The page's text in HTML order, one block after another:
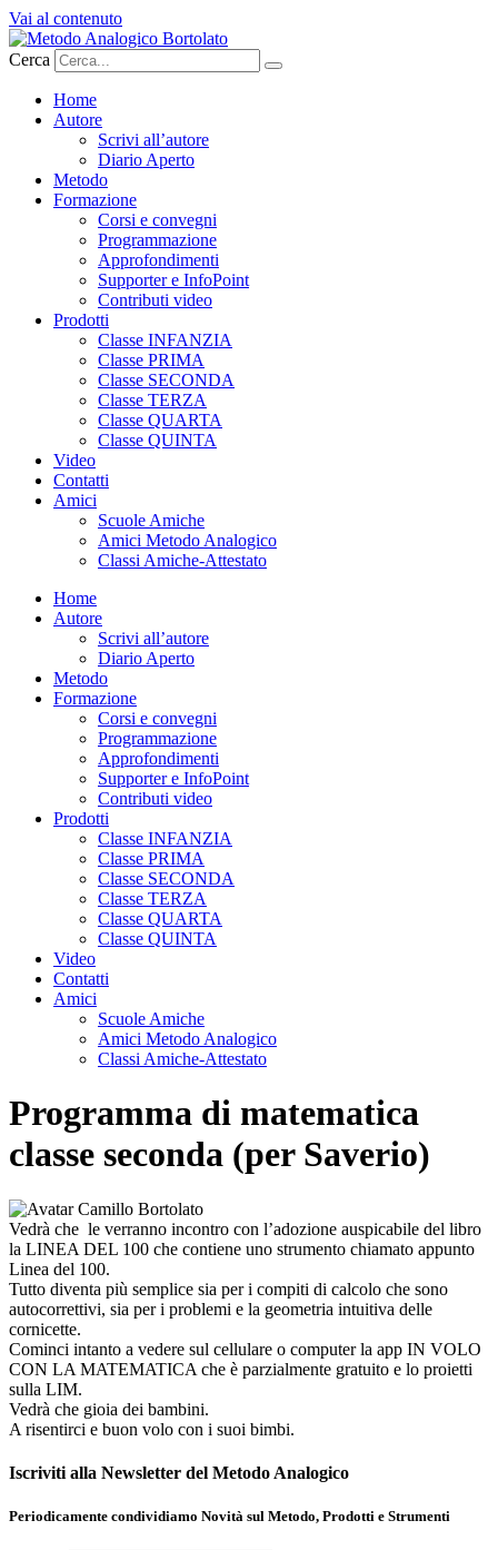
Vai al contenuto
Cerca
Home
Autore
Scrivi all’autore
Diario Aperto
Metodo
Formazione
Corsi e convegni
Programmazione
Approfondimenti
Supporter e InfoPoint
Contributi video
Prodotti
Classe INFANZIA
Classe PRIMA
Classe SECONDA
Classe TERZA
Classe QUARTA
Classe QUINTA
Video
Contatti
Amici
Scuole Amiche
Amici Metodo Analogico
Classi Amiche-Attestato
Home
Autore
Scrivi all’autore
Diario Aperto
Metodo
Formazione
Corsi e convegni
Programmazione
Approfondimenti
Supporter e InfoPoint
Contributi video
Prodotti
Classe INFANZIA
Classe PRIMA
Classe SECONDA
Classe TERZA
Classe QUARTA
Classe QUINTA
Video
Contatti
Amici
Scuole Amiche
Amici Metodo Analogico
Classi Amiche-Attestato
Programma di matematica
classe seconda (per Saverio)
Vedrà che le verranno incontro con l’adozione auspicabile del libro
la LINEA DEL 100 che contiene uno strumento chiamato appunto
Linea del 100.
Tutto diventa più semplice sia per i compiti di calcolo che sono
autocorrettivi, sia per i problemi e la geometria intuitiva delle
cornicette.
Cominci intanto a vedere sul cellulare o computer la app IN VOLO
CON LA MATEMATICA che è parzialmente gratuito e lo proietti
sulla LIM.
Vedrà che gioia dei bambini.
A risentirci e buon volo con i suoi bimbi.
Iscriviti alla Newsletter del Metodo Analogico
Periodicamente condividiamo Novità sul Metodo, Prodotti e Strumenti